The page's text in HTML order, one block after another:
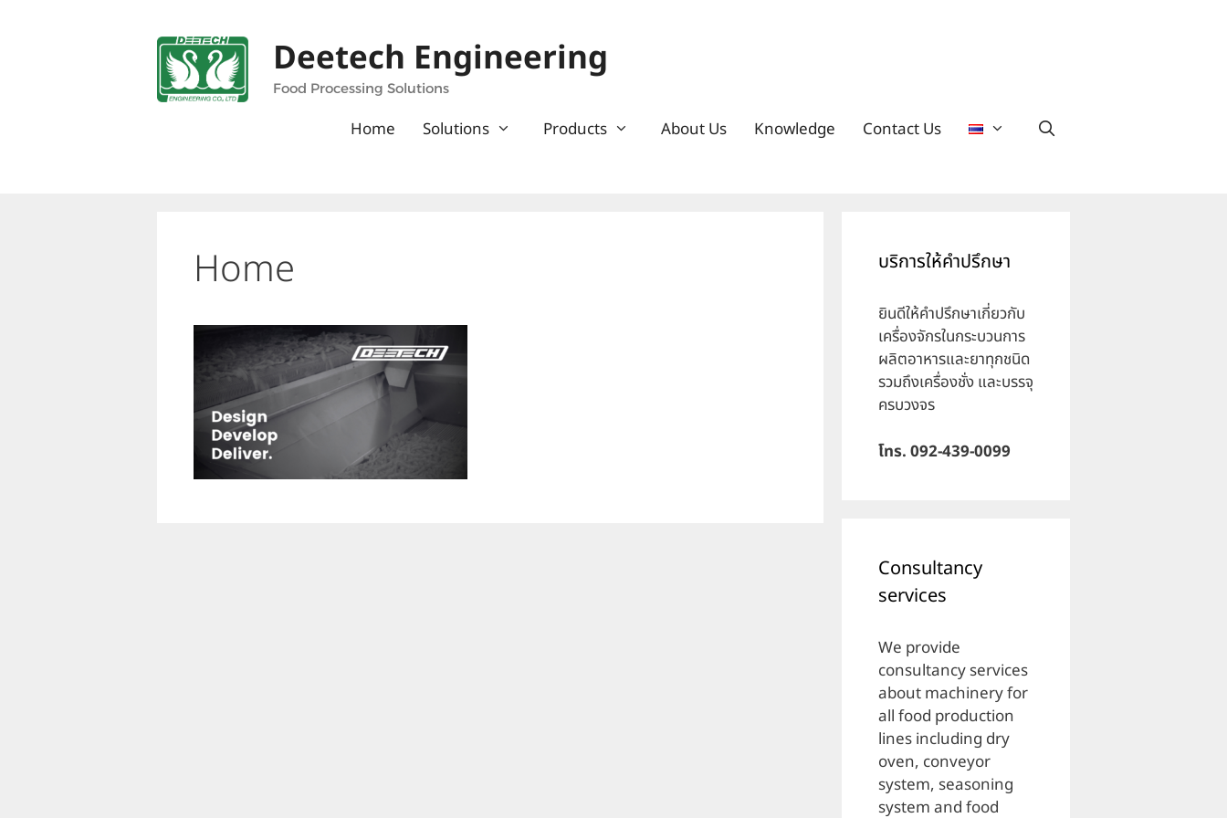
Deetech Engineering
Food Processing Solutions
Home Solutions Products About Us Knowledge Contact Us
Home บริการให้คำปรึกษา
ยินดีให้คำปรึกษาเกี่ยวกับ
เครื่องจักรในกระบวนการ
ผลิตอาหารและยาทุกชนิด
รวมถึงเครื่องชั่ง และบรรจุ
ครบวงจร
โทร. 092-439-0099
Consultancy
services
We provide
consultancy services
about machinery for
all food production
lines including dry
oven, conveyor
system, seasoning
system and food